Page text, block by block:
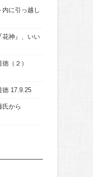
内に引っ越し
花神』、いい
（２）
徳 17.9.25
氏から